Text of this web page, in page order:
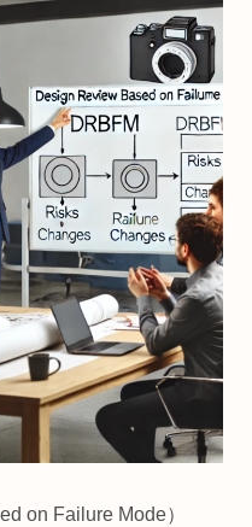
on Failure Mode）